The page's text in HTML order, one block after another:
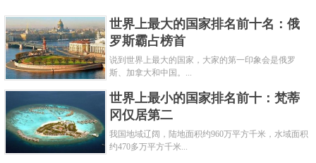
世界上最大的国家排名前十名：俄
罗斯霸占榜首
说到世界上最大的国家，大家的第一印象会是俄罗
斯、加拿大和中国。...
世界上最小的国家排名前十：梵蒂
冈仅居第二
我国地域辽阔，陆地面积约960万平方千米，水域面积
约470多万平方千米...